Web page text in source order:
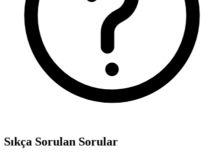
Sıkça Sorulan Sorular